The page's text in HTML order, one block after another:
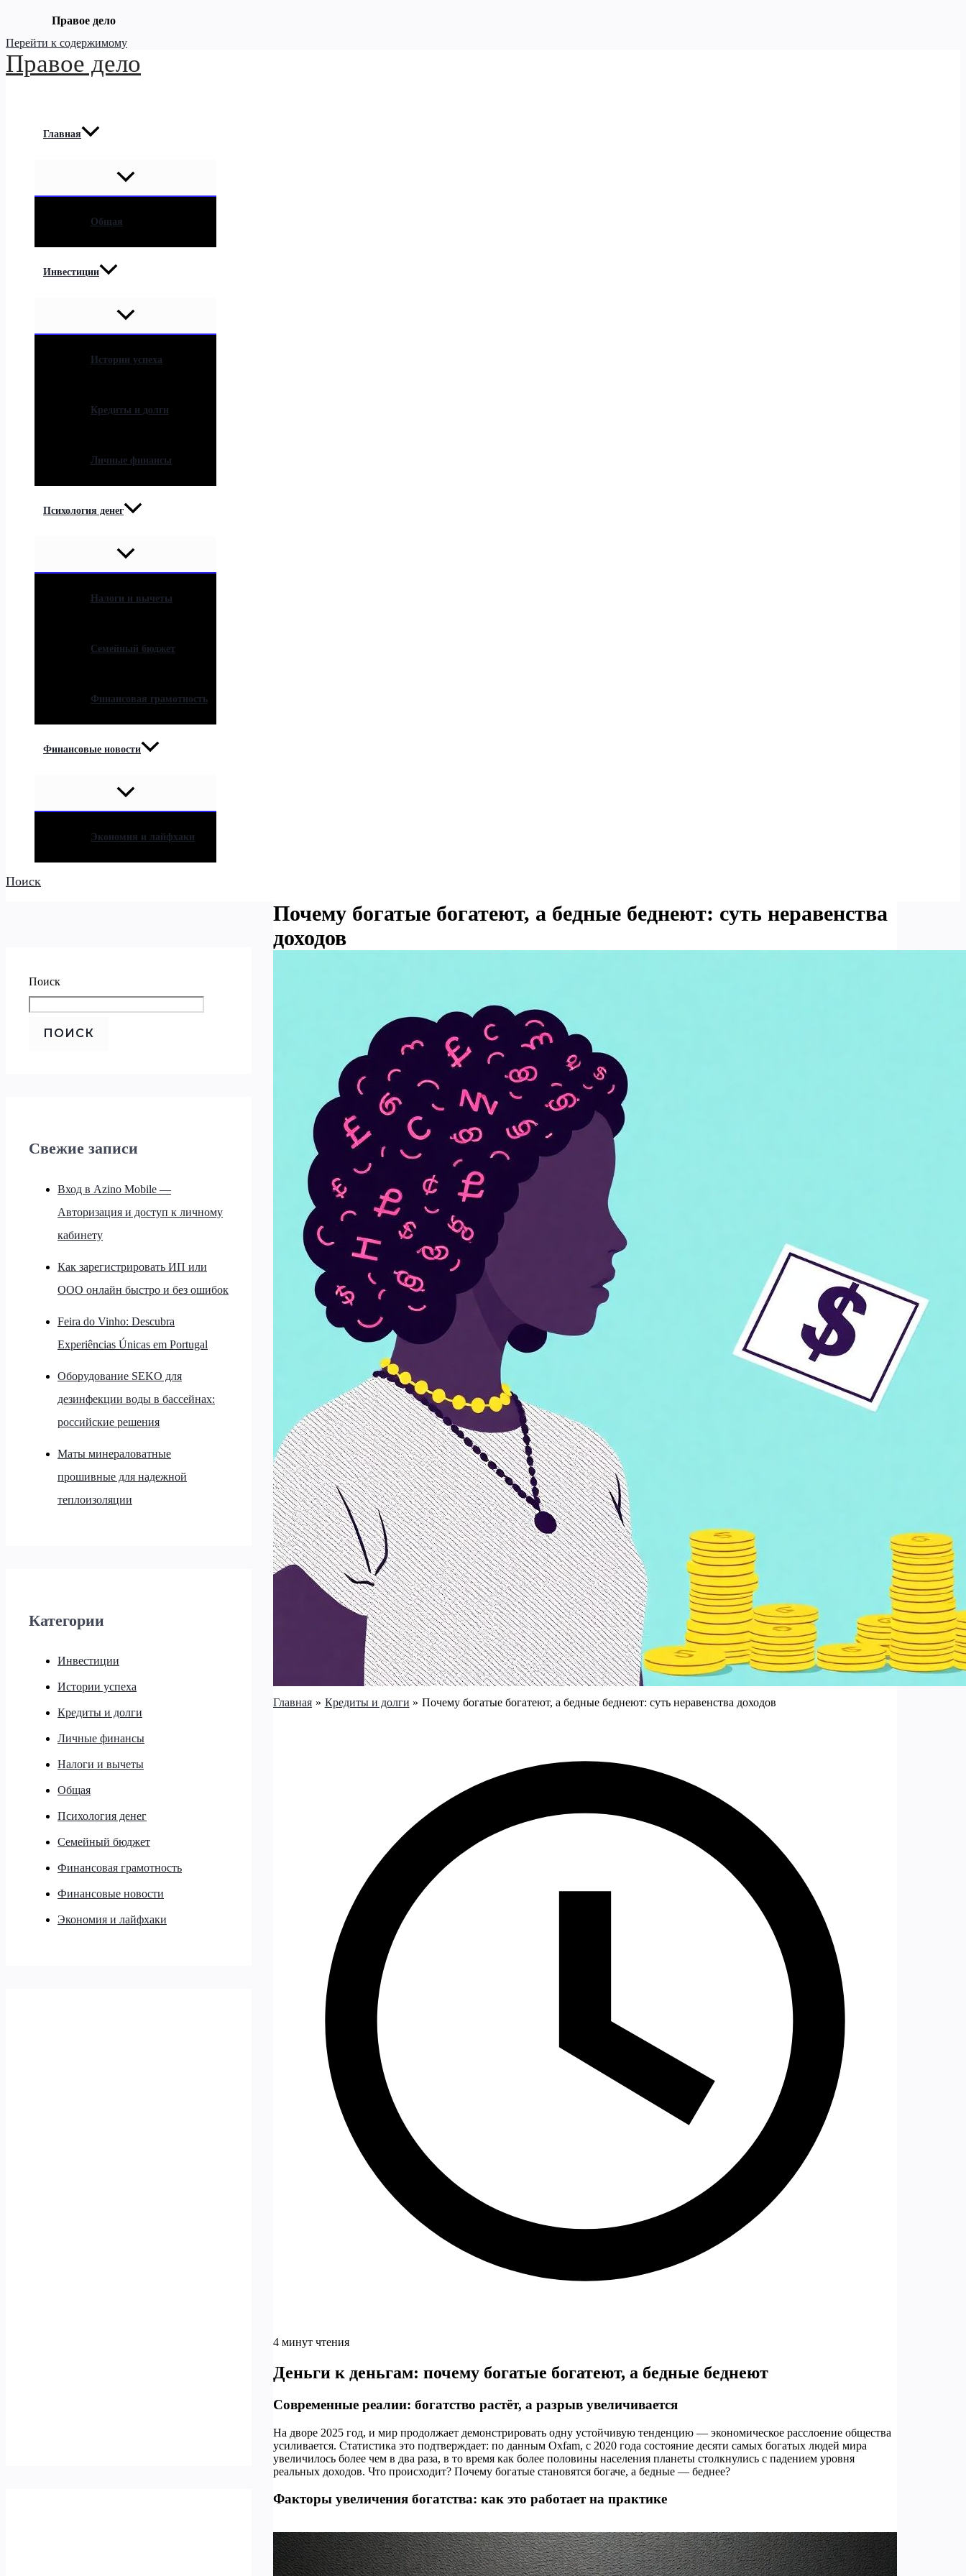
Правое дело
Перейти к содержимому
Правое дело
Главная
Общая
Инвестиции
Истории успеха
Кредиты и долги
Личные финансы
Психология денег
Налоги и вычеты
Семейный бюджет
Финансовая грамотность
Финансовые новости
Экономия и лайфхаки
Поиск
Поиск
ПОИСК
Свежие записи
Вход в Azino Mobile —
Авторизация и доступ к личному
кабинету
Как зарегистрировать ИП или
ООО онлайн быстро и без ошибок
Feira do Vinho: Descubra
Experiências Únicas em Portugal
Оборудование SEKO для
дезинфекции воды в бассейнах:
российские решения
Маты минераловатные
прошивные для надежной
теплоизоляции
Категории
Инвестиции
Истории успеха
Кредиты и долги
Личные финансы
Налоги и вычеты
Общая
Психология денег
Семейный бюджет
Финансовая грамотность
Финансовые новости
Экономия и лайфхаки
Почему богатые богатеют, а бедные беднеют: суть неравенства
доходов
Главная Кредиты и долги Почему богатые богатеют, а бедные беднеют: суть неравенства доходов
4 минут чтения
Деньги к деньгам: почему богатые богатеют, а бедные беднеют
Современные реалии: богатство растёт, а разрыв увеличивается
На дворе 2025 год, и мир продолжает демонстрировать одну устойчивую тенденцию — экономическое расслоение общества
усиливается. Статистика это подтверждает: по данным Oxfam, с 2020 года состояние десяти самых богатых людей мира
увеличилось более чем в два раза, в то время как более половины населения планеты столкнулись с падением уровня
реальных доходов. Что происходит? Почему богатые становятся богаче, а бедные — беднее?
Факторы увеличения богатства: как это работает на практике